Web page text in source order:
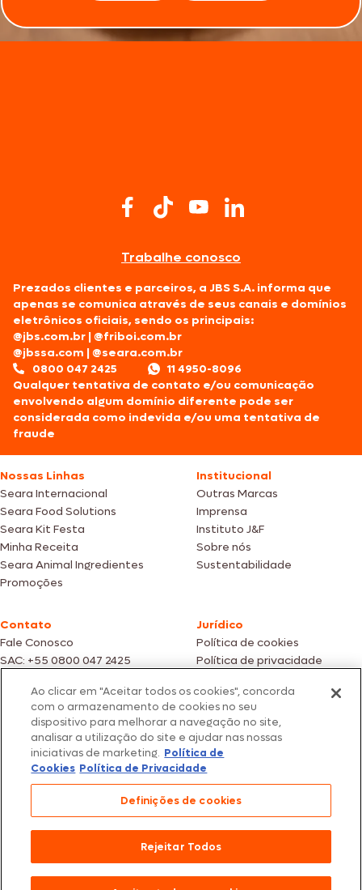
Trabalhe conosco
Prezados clientes e parceiros, a JBS S.A. informa que
apenas se comunica através de seus canais e domínios
eletrônicos oficiais, sendo os principais:
@jbs.com.br |@friboi.com.br
@jbssa.com |@seara.com.br
0800 047 2425
11 4950-8096
Qualquer tentativa de contato e/ou comunicação
envolvendo algum domínio diferente pode ser
considerada como indevida e/ou uma tentativa de
fraude
Nossas Linhas
Seara Internacional
Seara Food Solutions
Seara Kit Festa
Minha Receita
Seara Animal Ingredientes
Promoções
Institucional
Outras Marcas
Imprensa
Instituto J&F
Sobre nós
Sustentabilidade
Contato
Fale Conosco
SAC: +55 0800 047 2425
Jurídico
Política de cookies
Política de privacidade
Fotos meramente ilustrativas | Ofertas válidas enquanto durarem os
estoques dos nossos parceiros | Vendas sujeitas a análise e confirmação
de dados.
Os preços, promoções e condições de pagamento são válidos
exclusivamente para compras efetuadas em nossos parceiros.
Todos os produtos estão sujeitos a disponibilidade de estoque.
São Paulo/SP – CEP 05.118-100
© 2026 Seara. Todos os direitos reservados
Ao clicar em "Aceitar todos os cookies", concorda
com o armazenamento de cookies no seu
dispositivo para melhorar a navegação no site,
analisar a utilização do site e ajudar nas nossas
iniciativas de marketing. Política de
Cookies Política de Privacidade
Definições de cookies
Rejeitar Todos